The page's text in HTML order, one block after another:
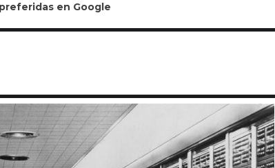
en Google